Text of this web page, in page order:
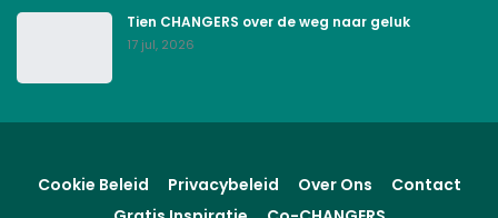
Tien CHANGERS over de weg naar geluk
17 jul, 2026
Cookie Beleid Privacybeleid Over Ons
Contact